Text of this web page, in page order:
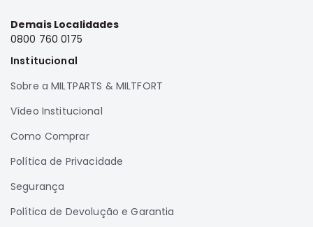
Grandis
Freio
Elétrica
ECLIPSE
Demais Localidades
0800 760 0175
Institucional
Sobre a MILTPARTS & MILTFORT
Vídeo Institucional
Como Comprar
Política de Privacidade
Segurança
Política de Devolução e Garantia